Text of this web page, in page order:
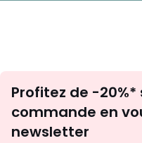
Profitez de -
commande en
newsletter